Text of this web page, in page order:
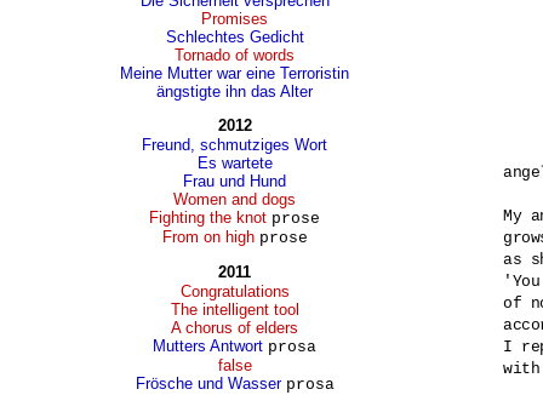
Promises
Schlechtes Gedicht
Tornado of words
Meine Mutter war eine Terroristin
ängstigte ihn das Alter
2012
Freund, schmutziges Wort
Es wartete
Frau und Hund
Women and dogs
Fighting the knot prose
From on high prose
2011
Congratulations
The intelligent tool
A chorus of elders
Mutters Antwort prosa
false
Frösche und Wasser prosa
My
as
of
I
with